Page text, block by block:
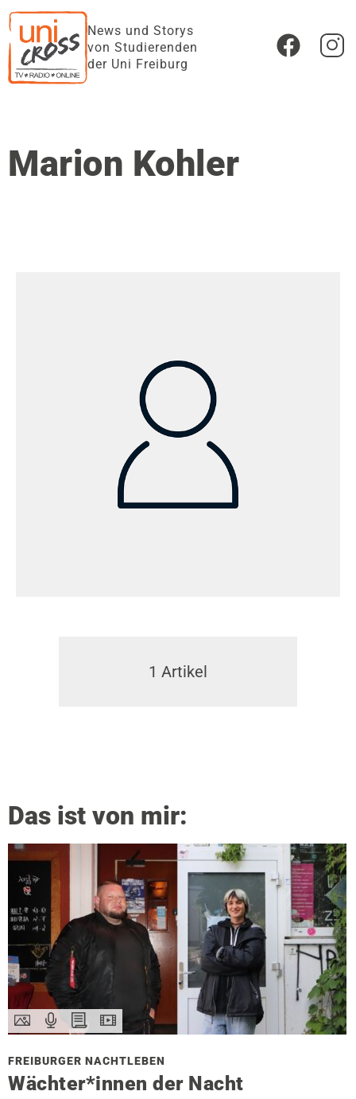
News und Storys
von Studierenden
der Uni Freiburg
Marion Kohler
1 Artikel
Das ist von mir:
FREIBURGER NACHTLEBEN
Wächter*innen der Nacht